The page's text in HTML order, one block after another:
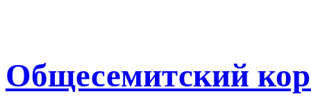
Общесемитский